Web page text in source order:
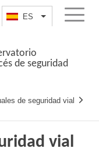
ES List additional
Menu
de seguridad
de seguridad vial
vial